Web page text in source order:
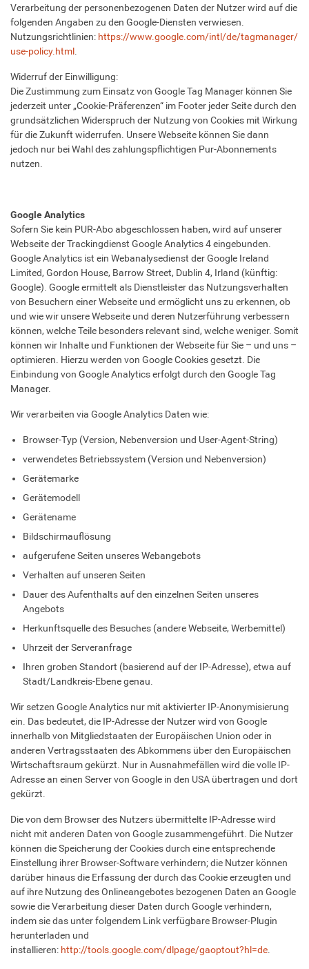
Verarbeitung der personenbezogenen Daten der Nutzer wird auf die
folgenden Angaben zu den Google-Diensten verwiesen.
Nutzungsrichtlinien: https://www.google.com/intl/de/tagmanager/
use-policy.html.
Widerruf der Einwilligung:
Die Zustimmung zum Einsatz von Google Tag Manager können Sie
jederzeit unter „Cookie-Präferenzen“ im Footer jeder Seite durch den
grundsätzlichen Widerspruch der Nutzung von Cookies mit Wirkung
für die Zukunft widerrufen. Unsere Webseite können Sie dann
jedoch nur bei Wahl des zahlungspflichtigen Pur-Abonnements
nutzen.
Google Analytics
Sofern Sie kein PUR-Abo abgeschlossen haben, wird auf unserer
Webseite der Trackingdienst Google Analytics 4 eingebunden.
Google Analytics ist ein Webanalysedienst der Google Ireland
Limited, Gordon House, Barrow Street, Dublin 4, Irland (künftig:
Google). Google ermittelt als Dienstleister das Nutzungsverhalten
von Besuchern einer Webseite und ermöglicht uns zu erkennen, ob
und wie wir unsere Webseite und deren Nutzerführung verbessern
können, welche Teile besonders relevant sind, welche weniger. Somit
können wir Inhalte und Funktionen der Webseite für Sie – und uns –
optimieren. Hierzu werden von Google Cookies gesetzt. Die
Einbindung von Google Analytics erfolgt durch den Google Tag
Manager.
Wir verarbeiten via Google Analytics Daten wie:
Browser-Typ (Version, Nebenversion und User-Agent-String)
verwendetes Betriebssystem (Version und Nebenversion)
Gerätemarke
Gerätemodell
Gerätename
Bildschirmauflösung
aufgerufene Seiten unseres Webangebots
Verhalten auf unseren Seiten
Dauer des Aufenthalts auf den einzelnen Seiten unseres
Angebots
Herkunftsquelle des Besuches (andere Webseite, Werbemittel)
Uhrzeit der Serveranfrage
Ihren groben Standort (basierend auf der IP-Adresse), etwa auf
Stadt/Landkreis-Ebene genau.
Wir setzen Google Analytics nur mit aktivierter IP-Anonymisierung
ein. Das bedeutet, die IP-Adresse der Nutzer wird von Google
innerhalb von Mitgliedstaaten der Europäischen Union oder in
anderen Vertragsstaaten des Abkommens über den Europäischen
Wirtschaftsraum gekürzt. Nur in Ausnahmefällen wird die volle IP-
Adresse an einen Server von Google in den USA übertragen und dort
gekürzt.
Die von dem Browser des Nutzers übermittelte IP-Adresse wird
nicht mit anderen Daten von Google zusammengeführt. Die Nutzer
können die Speicherung der Cookies durch eine entsprechende
Einstellung ihrer Browser-Software verhindern; die Nutzer können
darüber hinaus die Erfassung der durch das Cookie erzeugten und
auf ihre Nutzung des Onlineangebotes bezogenen Daten an Google
sowie die Verarbeitung dieser Daten durch Google verhindern,
indem sie das unter folgendem Link verfügbare Browser-Plugin
herunterladen und
installieren: http://tools.google.com/dlpage/gaoptout?hl=de.